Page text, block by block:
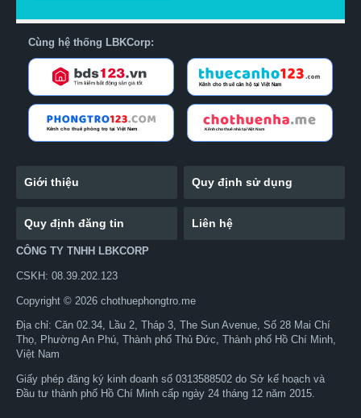
Cùng hệ thống LBKCorp:
Giới thiệu Quy định sử dụng
Quy định đăng tin Liên hệ
CÔNG TY TNHH LBKCORP
CSKH: 08.39.202.123
Copyright © 2026 chothuephongtro.me
Địa chỉ: Căn 02.34, Lầu 2, Tháp 3, The Sun Avenue, Số 28 Mai Chí
Thọ, Phường An Phú, Thành phố Thủ Đức, Thành phố Hồ Chí Minh,
Việt Nam
Giấy phép đăng ký kinh doanh số 0313588502 do Sở kế hoạch và
Đầu tư thành phố Hồ Chí Minh cấp ngày 24 tháng 12 năm 2015.